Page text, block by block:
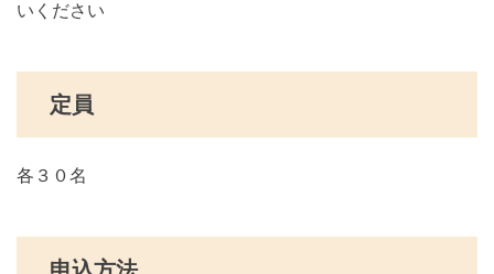
いください
定員
各３０名